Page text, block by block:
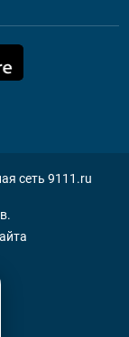
сеть 9111.ru